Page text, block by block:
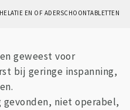
EN OF ADERSCHOONTABLETTEN
geweest voor
bij geringe inspanning,
gevonden, niet operabel,